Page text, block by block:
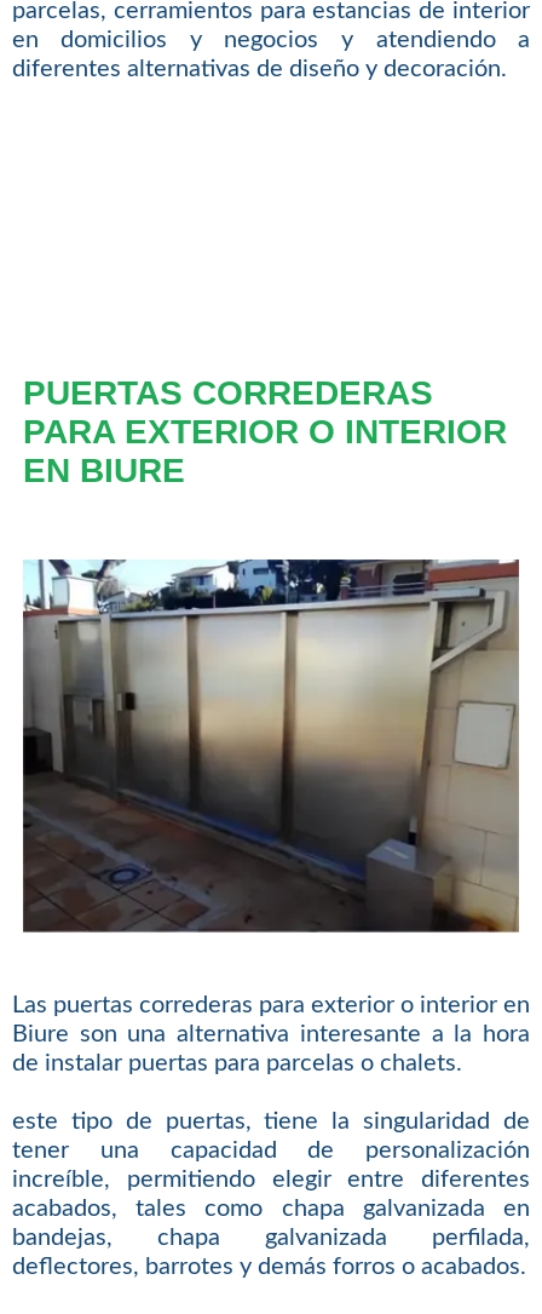
parcelas, cerramientos para estancias de interior
en domicilios y negocios y atendiendo a
diferentes alternativas de diseño y decoración.
PUERTAS CORREDERAS
PARA EXTERIOR O INTERIOR
EN BIURE
Las puertas correderas para exterior o interior en
Biure son una alternativa interesante a la hora
de instalar puertas para parcelas o chalets.
este tipo de puertas, tiene la singularidad de
tener una capacidad de personalización
increíble, permitiendo elegir entre diferentes
acabados, tales como chapa galvanizada en
bandejas, chapa galvanizada perfilada,
deflectores, barrotes y demás forros o acabados.